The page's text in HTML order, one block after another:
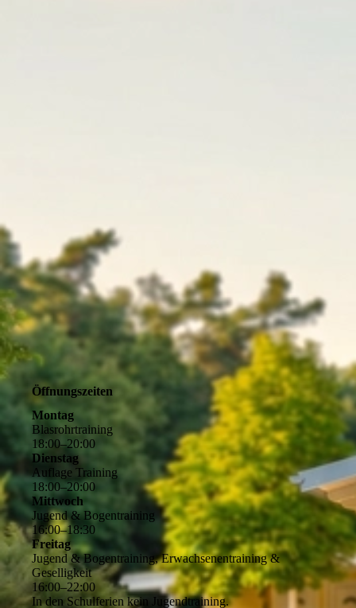
Öffnungszeiten
Montag
Blasrohrtraining
18:00–20:00
Dienstag
Auflage Training
18:00–20:00
Mittwoch
Jugend & Bogentraining
16:00–18:30
Freitag
Jugend & Bogentraining, Erwachsenentraining &
Geselligkeit
16:00–22:00
In den Schulferien kein Jugendtraining.